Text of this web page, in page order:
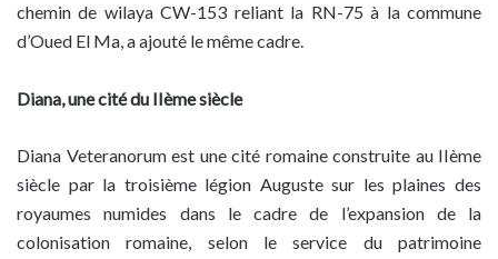
chemin de wilaya CW-153 reliant la RN-75 à la commune
d’Oued El Ma, a ajouté le même cadre.
Diana, une cité du IIème siècle
Diana Veteranorum est une cité romaine construite au IIème
siècle par la troisième légion Auguste sur les plaines des
royaumes numides dans le cadre de l’expansion de la
colonisation romaine, selon le service du patrimoine